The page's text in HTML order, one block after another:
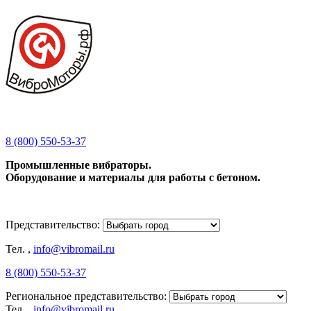
8 (800) 550-53-37
Промышленные вибраторы.
Оборудование и материалы для работы с бетоном.
Представительство:
Тел. , info@vibromail.ru
8 (800) 550-53-37
Региональное представительство: